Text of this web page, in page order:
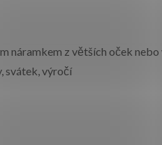
náramkem z větších oček
svátek, výročí